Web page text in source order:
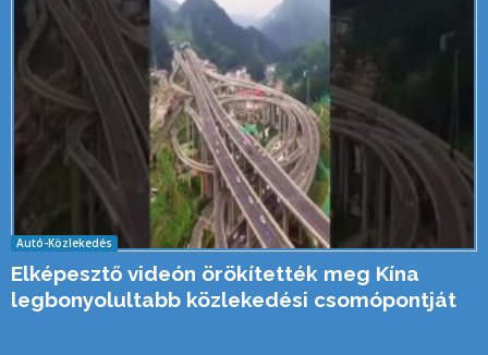
Autó-Közlekedés
Elképesztő videón örökítették meg Kína
legbonyolultabb közlekedési csomópontját